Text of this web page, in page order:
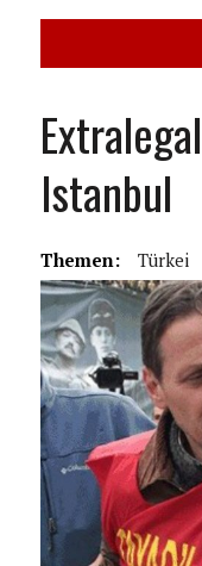
Istanbul
Themen: Türkei